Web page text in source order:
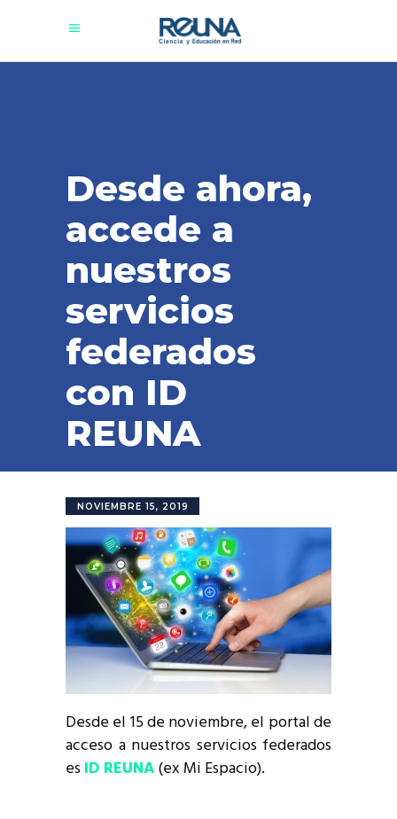
Desde ahora,
accede a
nuestros
servicios
federados
con ID
REUNA
NOVIEMBRE 15, 2019
Desde el 15 de noviembre, el portal de
acceso a nuestros servicios federados
es ID REUNA(ex Mi Espacio).